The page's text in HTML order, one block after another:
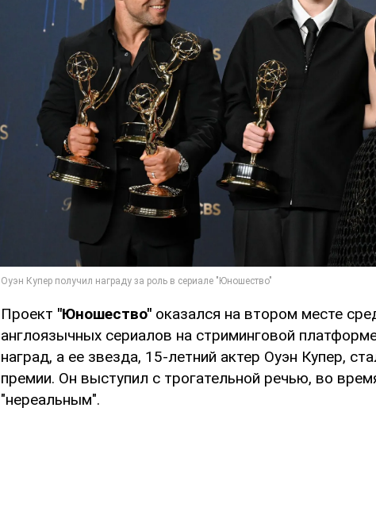
Проект "Юношество" оказался на втором месте
англоязычных сериалов на стриминговой
наград, а ее звезда, 15-летний актер Оуэн Купер,
премии. Он выступил с трогательной речью, во
"нереальным".